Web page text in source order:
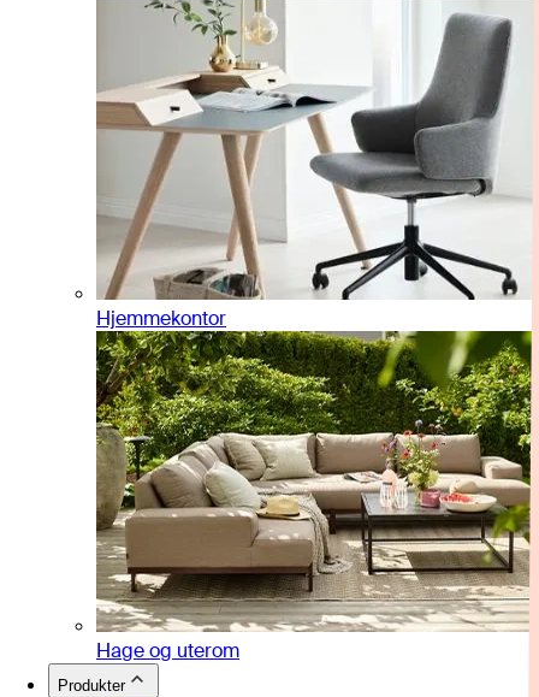
Hjemmekontor
Hage og uterom
Produkter